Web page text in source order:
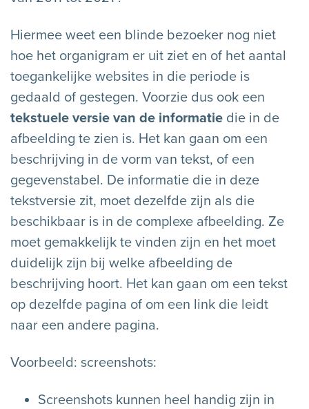
Hiermee weet een blinde bezoeker nog niet
hoe het organigram er uit ziet en of het aantal
toegankelijke websites in die periode is
gedaald of gestegen. Voorzie dus ook een
tekstuele versie van de informatie die in de
afbeelding te zien is. Het kan gaan om een
beschrijving in de vorm van tekst, of een
gegevenstabel. De informatie die in deze
tekstversie zit, moet dezelfde zijn als die
beschikbaar is in de complexe afbeelding. Ze
moet gemakkelijk te vinden zijn en het moet
duidelijk zijn bij welke afbeelding de
beschrijving hoort. Het kan gaan om een tekst
op dezelfde pagina of om een link die leidt
naar een andere pagina.
Voorbeeld: screenshots:
Screenshots kunnen heel handig zijn in